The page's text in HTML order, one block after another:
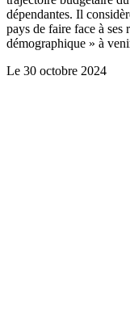
dépendantes. Il
pays de faire face à ses
démographique » à
Le 30 octobre 2024